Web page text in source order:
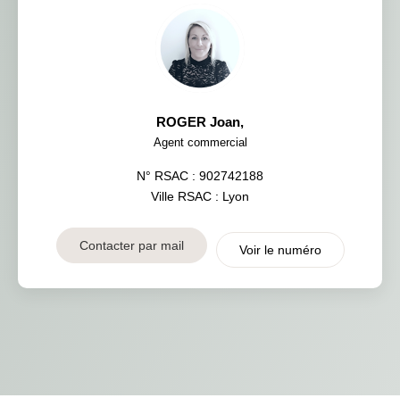
ROGER Joan,
Agent commercial
N° RSAC : 902742188
Ville RSAC : Lyon
Contacter par mail Voir le numéro